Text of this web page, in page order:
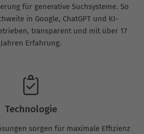
für generative Suchsysteme. So
in Google, ChatGPT und KI-
transparent und mit über 17
Jahren Erfahrung.
Technologie
sorgen für maximale Effizienz